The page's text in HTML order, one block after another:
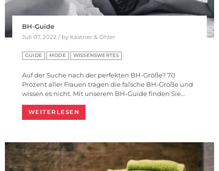
BH-Guide
Juli 07, 2022 / by Kastner & Öhler
GUIDE MODE WISSENSWERTES
Auf der Suche nach der perfekten BH-Größe? 70
Prozent aller Frauen tragen die falsche BH-Größe und
wissen es nicht. Mit unserem BH-Guide finden Sie…
WEITERLESEN